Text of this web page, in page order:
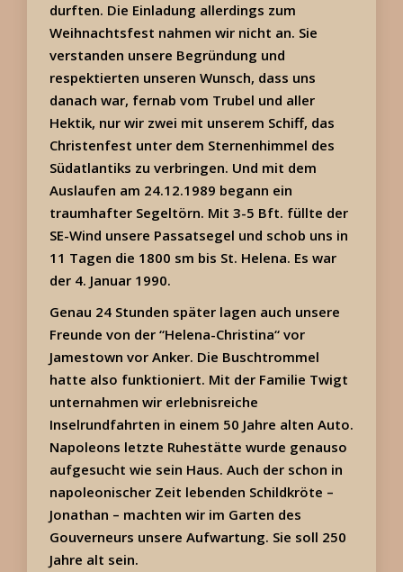
durften. Die Einladung allerdings zum
Weihnachtsfest nahmen wir nicht an. Sie
verstanden unsere Begründung und
respektierten unseren Wunsch, dass uns
danach war, fernab vom Trubel und aller
Hektik, nur wir zwei mit unserem Schiff, das
Christenfest unter dem Sternenhimmel des
Südatlantiks zu verbringen. Und mit dem
Auslaufen am 24.12.1989 begann ein
traumhafter Segeltörn. Mit 3-5 Bft. füllte der
SE-Wind unsere Passatsegel und schob uns in
11 Tagen die 1800 sm bis St. Helena. Es war
der 4. Januar 1990.
Genau 24 Stunden später lagen auch unsere
Freunde von der “Helena-Christina“ vor
Jamestown vor Anker. Die Buschtrommel
hatte also funktioniert. Mit der Familie Twigt
unternahmen wir erlebnisreiche
Inselrundfahrten in einem 50 Jahre alten Auto.
Napoleons letzte Ruhestätte wurde genauso
aufgesucht wie sein Haus. Auch der schon in
napoleonischer Zeit lebenden Schildkröte –
Jonathan – machten wir im Garten des
Gouverneurs unsere Aufwartung. Sie soll 250
Jahre alt sein.